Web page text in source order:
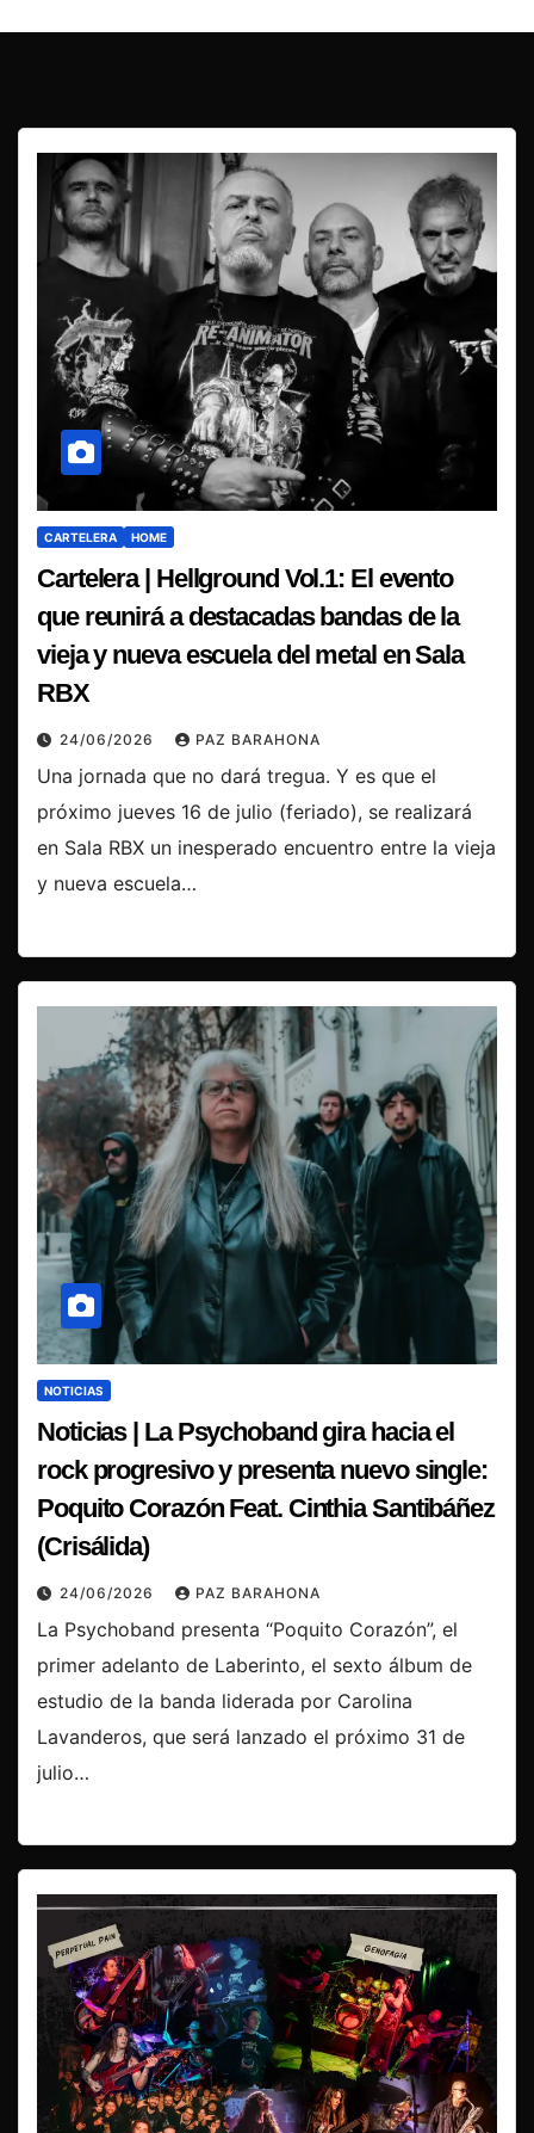
CARTELERA HOME
Cartelera | Hellground Vol.1: El evento
que reunirá a destacadas bandas de la
vieja y nueva escuela del metal en Sala
RBX
24/06/2026 PAZ BARAHONA
Una jornada que no dará tregua. Y es que el
próximo jueves 16 de julio (feriado), se realizará
en Sala RBX un inesperado encuentro entre la vieja
y nueva escuela…
NOTICIAS
Noticias | La Psychoband gira hacia el
rock progresivo y presenta nuevo single:
Poquito Corazón Feat. Cinthia Santibáñez
(Crisálida)
24/06/2026 PAZ BARAHONA
La Psychoband presenta “Poquito Corazón”, el
primer adelanto de Laberinto, el sexto álbum de
estudio de la banda liderada por Carolina
Lavanderos, que será lanzado el próximo 31 de
julio…